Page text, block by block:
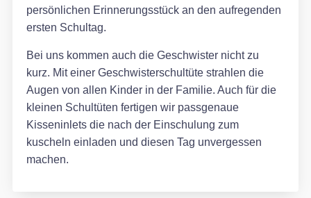
persönlichen Erinnerungsstück an den aufregenden
ersten Schultag.
Bei uns kommen auch die Geschwister nicht zu
kurz. Mit einer Geschwisterschultüte strahlen die
Augen von allen Kinder in der Familie. Auch für die
kleinen Schultüten fertigen wir passgenaue
Kisseninlets die nach der Einschulung zum
kuscheln einladen und diesen Tag unvergessen
machen.